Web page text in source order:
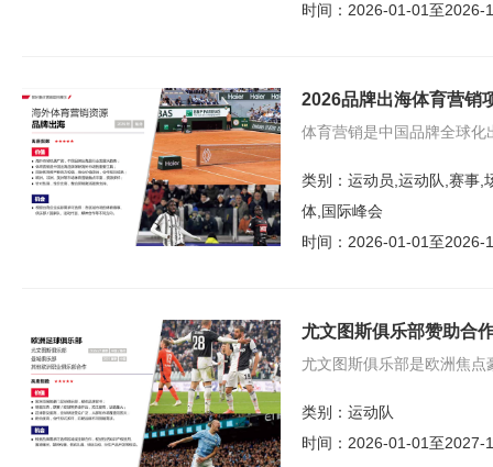
时间： 2026-01-01至2026-
2026品牌出海体育营销
体育营销是中国品牌全球化
类别： 运动员,运动队,赛事,
体,国际峰会
时间： 2026-01-01至2026-
尤文图斯俱乐部赞助合
尤文图斯俱乐部是欧洲焦
类别： 运动队
时间： 2026-01-01至2027-